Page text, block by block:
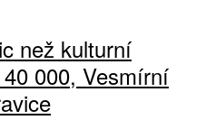
než kulturní
000, Vesmírní